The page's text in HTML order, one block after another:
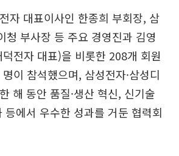
자 대표이사인 한종희 부회장, 삼
청 부사장 등 주요 경영진과 김영
전자 대표)을 비롯한 208개 회원
이 참석했으며, 삼성전자·삼성디
해 동안 품질·생산 혁신, 신기술
등에서 우수한 성과를 거둔 협력회